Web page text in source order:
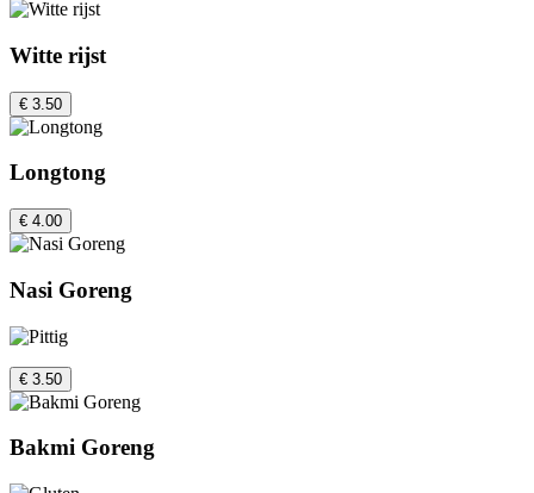
Witte rijst
€ 3.50
Longtong
€ 4.00
Nasi Goreng
€ 3.50
Bakmi Goreng